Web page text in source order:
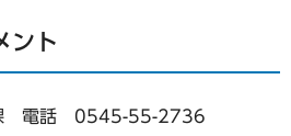
ント
課 電話 0545-55-2736